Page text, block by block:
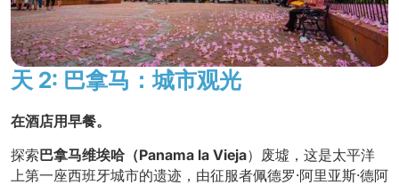
天 2: 巴拿马：城市观光
在酒店用早餐。
探索巴拿马维埃哈（Panama la Vieja）废墟，这是太平洋
上第一座西班牙城市的遗迹，由征服者佩德罗·阿里亚斯·德阿